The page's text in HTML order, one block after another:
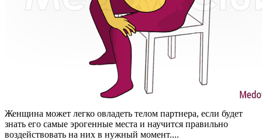
Женщина может легко овладеть телом партнера, если будет
знать его самые эрогенные места и научится правильно
воздействовать на них в нужный момент....